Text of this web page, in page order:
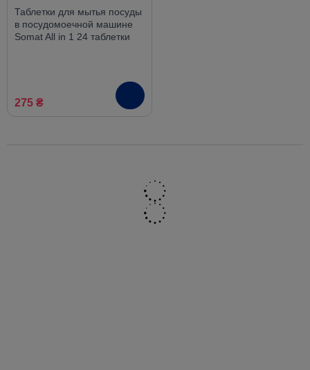
Таблетки для мытья посуды
в посудомоечной машине
Somat All in 1 24 таблетки
275 ₴